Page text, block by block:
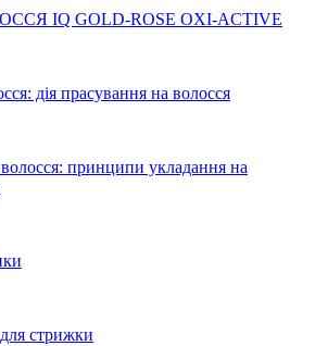
IQ GOLD-ROSE OXI-ACTIVE
дія прасування на волосся
волосся: принципи укладання на
стрижки